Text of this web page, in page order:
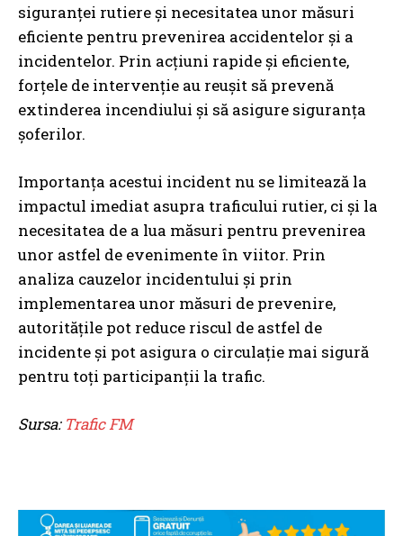
siguranței rutiere și necesitatea unor măsuri
eficiente pentru prevenirea accidentelor și a
incidentelor. Prin acțiuni rapide și eficiente,
forțele de intervenție au reușit să prevenă
extinderea incendiului și să asigure siguranța
șoferilor.
Importanța acestui incident nu se limitează la
impactul imediat asupra traficului rutier, ci și la
necesitatea de a lua măsuri pentru prevenirea
unor astfel de evenimente în viitor. Prin
analiza cauzelor incidentului și prin
implementarea unor măsuri de prevenire,
autoritățile pot reduce riscul de astfel de
incidente și pot asigura o circulație mai sigură
pentru toți participanții la trafic.
Sursa: Trafic FM